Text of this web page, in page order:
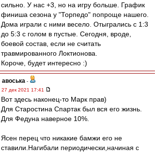
сильно. У нас +3, но на игру больше. График
финиша сезона у "Торпедо" попроще нашего.
Дома играли с ними весело. Отыгрались с 1:3
до 5:3 с голом в пустые. Сегодня, вроде,
боевой состав, если не считать
травмированного Локтионова.
Короче, будет интересно :)
авоська -
27 дек 2021 17:41
Вот здесь наконец-то Марк прав)
Для Старостина Спартак был вся его жизнь.
Для Федуна наверное 10%.
Ясен перец что никакие бамжи его не
ставили.Нагибали периодически,начиная с